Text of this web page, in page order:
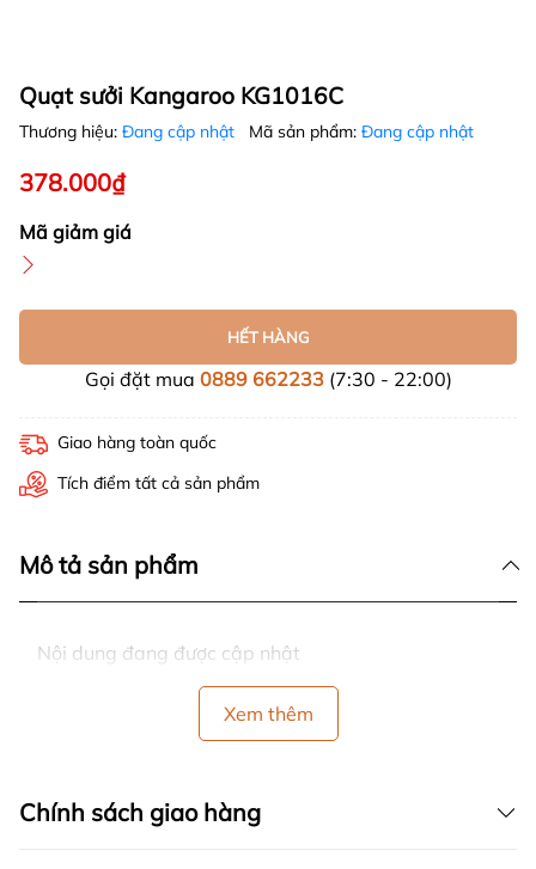
Quạt sưởi Kangaroo KG1016C
Thương hiệu: Đang cập nhật Mã sản phẩm: Đang cập nhật
378.000₫
Mã giảm giá
HẾT HÀNG
Gọi đặt mua 0889 662233(7:30 - 22:00)
Giao hàng toàn quốc
Tích điểm tất cả sản phẩm
Mô tả sản phẩm
Nội dung đang được cập nhật
Xem thêm
Chính sách giao hàng